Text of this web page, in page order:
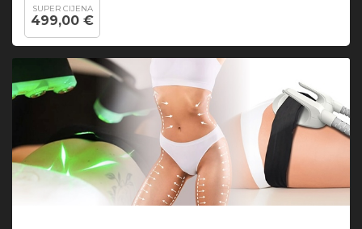
SUPER CIJENA
499,00 €